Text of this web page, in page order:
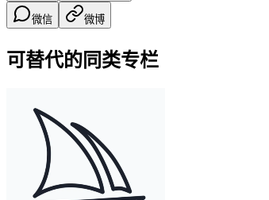
微信 微博
可替代的同类专栏